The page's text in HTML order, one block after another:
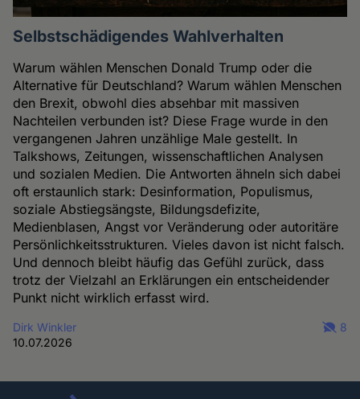
Selbstschädigendes Wahlverhalten
Warum wählen Menschen Donald Trump oder die
Alternative für Deutschland? Warum wählen Menschen
den Brexit, obwohl dies absehbar mit massiven
Nachteilen verbunden ist? Diese Frage wurde in den
vergangenen Jahren unzählige Male gestellt. In
Talkshows, Zeitungen, wissenschaftlichen Analysen
und sozialen Medien. Die Antworten ähneln sich dabei
oft erstaunlich stark: Desinformation, Populismus,
soziale Abstiegsängste, Bildungsdefizite,
Medienblasen, Angst vor Veränderung oder autoritäre
Persönlichkeitsstrukturen. Vieles davon ist nicht falsch.
Und dennoch bleibt häufig das Gefühl zurück, dass
trotz der Vielzahl an Erklärungen ein entscheidender
Punkt nicht wirklich erfasst wird.
Dirk Winkler
10.07.2026
8